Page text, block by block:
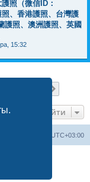
照（微信ID：
、香港護照、台灣護
護照、澳洲護照、英國
15:32
Перейти
UTC+03:00
Limited